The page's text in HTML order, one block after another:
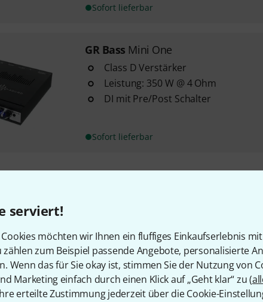
serviert!
möchten wir Ihnen ein fluffiges Einkaufserlebnis
zählen zum Beispiel passende Angebote, personalisierte
Wenn das für Sie okay ist, stimmen Sie der Nutzung von
Marketing einfach durch einen Klick auf „Geht klar“ zu (
erteilte Zustimmung jederzeit über die Cookie-
Sofort lieferbar
GR Bass Mini One
Class D Verstärker
Leistung: 350 W @ 4 Ohm
DI mit Pre/Post Schalter
Sofort lieferbar